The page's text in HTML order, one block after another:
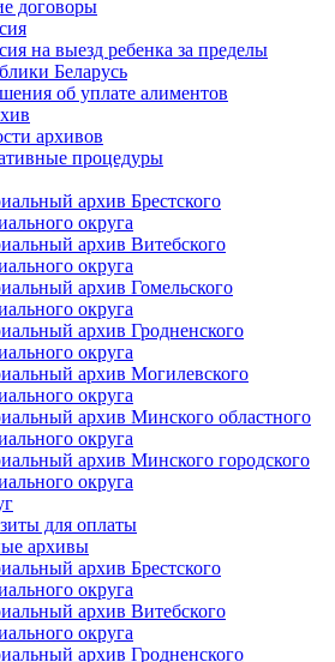
договоры
на выезд ребенка за пределы
Беларусь
об уплате алиментов
архивов
процедуры
архив Брестского
округа
архив Витебского
округа
архив Гомельского
округа
архив Гродненского
округа
архив Могилевского
округа
архив Минского областного
округа
архив Минского городского
округа
для оплаты
архивы
архив Брестского
округа
архив Витебского
округа
архив Гродненского